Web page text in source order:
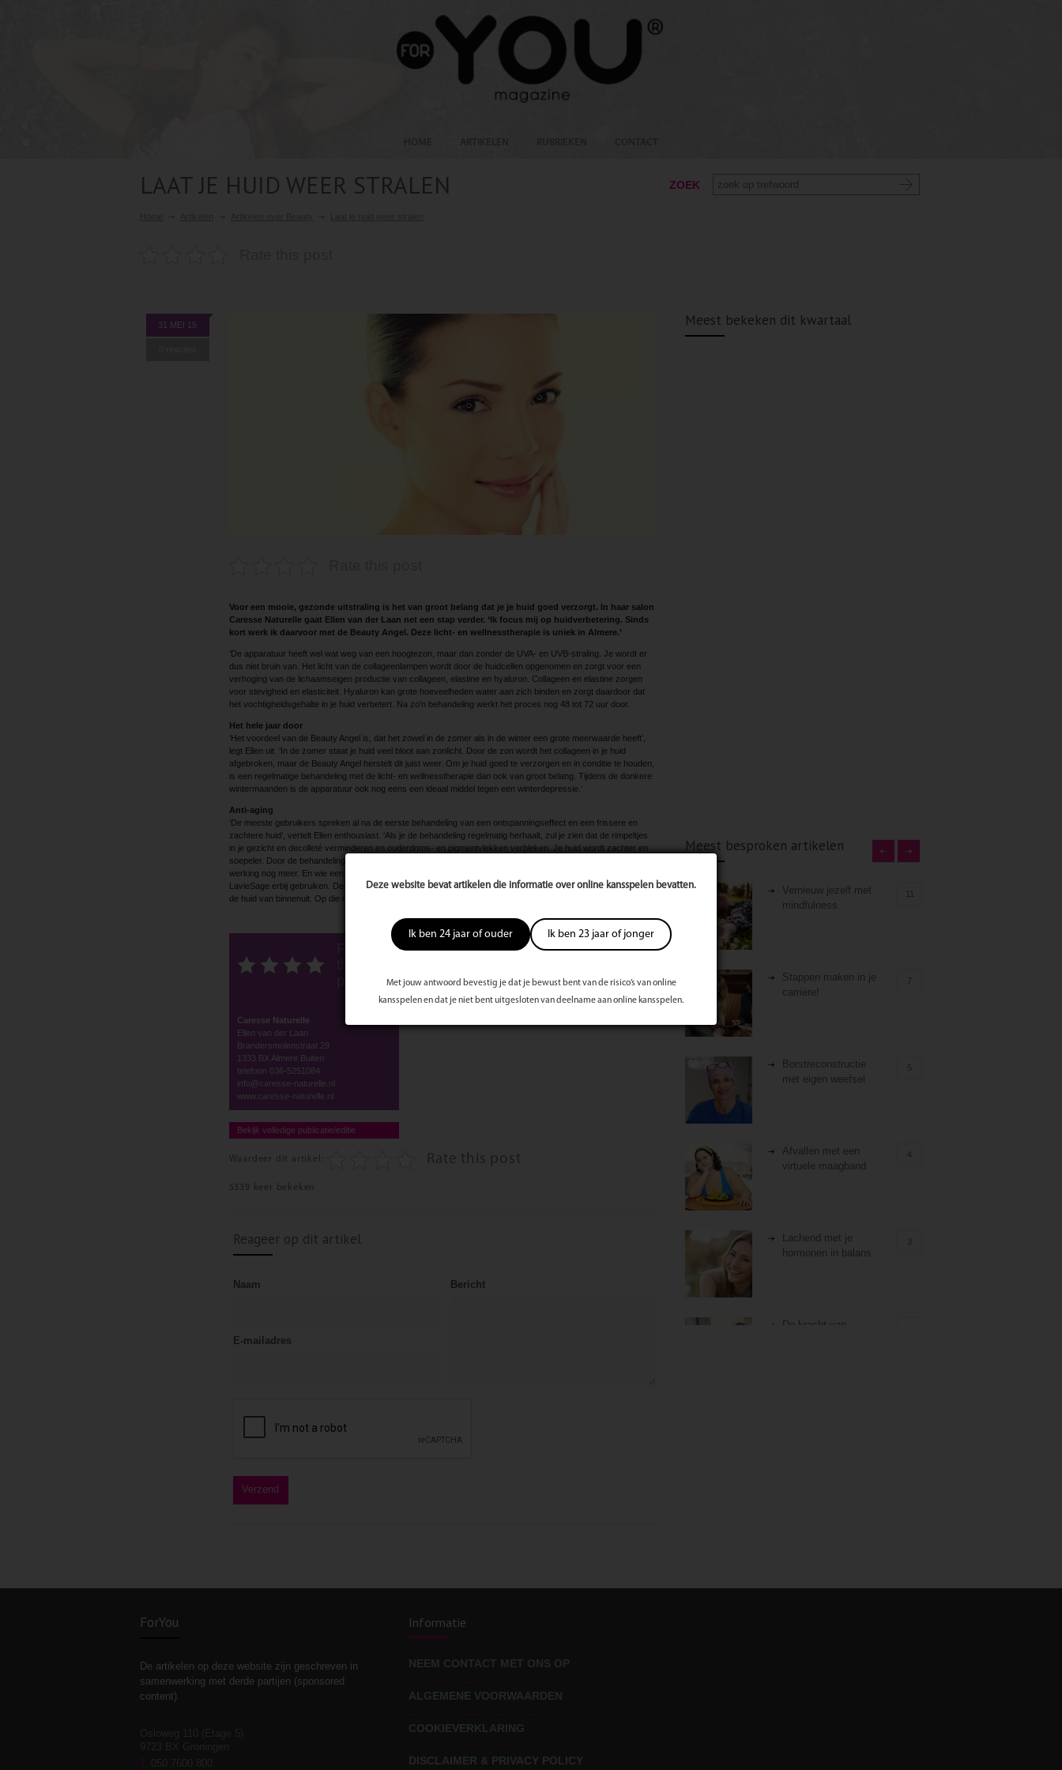
Deze website bevat artikelen die informatie over online kansspelen bevatten.
Ik ben 24 jaar of ouder Ik ben 23 jaar of jonger
Met jouw antwoord bevestig je dat je bewust bent van de risico’s van online
kansspelen en dat je niet bent uitgesloten van deelname aan online kansspelen.
LAAT JE HUID WEER STRALEN ZOEK
31 MEI 15
Voor een mooie, gezonde uitstraling is het van groot belang dat je je huid goed verzorgt. In haar salon
Caresse Naturelle gaat Ellen van der Laan net een stap verder. ‘Ik focus mij op huidverbetering. Sinds
kort werk ik daarvoor met de Beauty Angel. Deze licht- en wellnesstherapie is uniek in Almere.’
‘De apparatuur heeft wel wat weg van een hoogtezon, maar dan zonder de UVA- en UVB-straling. Je wordt er
dus niet bruin van. Het licht van de collageenlampen wordt door de huidcellen opgenomen en zorgt voor een
verhoging van de lichaamseigen productie van collageen, elastine en hyaluron. Collageen en elastine zorgen
voor stevigheid en elasticiteit. Hyaluron kan grote hoeveelheden water aan zich binden en zorgt daardoor dat
het vochtigheidsgehalte in je huid verbetert. Na zo’n behandeling werkt het proces nog 48 tot 72 uur door.
Het hele jaar door
‘Het voordeel van de Beauty Angel is, dat het zowel in de zomer als in de winter een grote meerwaarde heeft’,
legt Ellen uit. ‘In de zomer staat je huid veel bloot aan zonlicht. Door de zon wordt het collageen in je huid
afgebroken, maar de Beauty Angel herstelt dit juist weer. Om je huid goed te verzorgen en in conditie te houden,
is een regelmatige behandeling met de licht- en wellnesstherapie dan ook van groot belang. Tijdens de donkere
wintermaanden is de apparatuur ook nog eens een ideaal middel tegen een winterdepressie.’
Anti-aging
‘De meeste gebruikers spreken al na de eerste behandeling van een ontspanningseffect en een frissere en
zachtere huid’, vertelt Ellen enthousiast. ‘Als je de behandeling regelmatig herhaalt, zul je zien dat de rimpeltjes
in je gezicht en decolleté verminderen en ouderdoms- en pigmentvlekken verbleken. Je huid wordt zachter en
soepeler. Door de behandeling met hoogwaardige huidverzorgingsproducten aan te vullen, verhoog je de
werking nog meer. En wie een nog mooier effect wil behalen, kan de natuurlijke voedingssupplementen van
LavieSage erbij gebruiken. Deze werkstoffen activeren het herstellend vermogen van de cellen en beschermen
de huid van binnenuit. Op die manier laat je je huid nog meer stralen.’
Caresse Naturelle
Ellen van der Laan
Brandersmolenstraat 29
1333 BX Almere Buiten
telefoon 036-5251084
info@caresse-naturelle.nl
www.caresse-naturelle.nl
Bekijk volledige publicatie/editie
Waardeer dit artikel: Rate this post
5339 keer bekeken
Reageer op dit artikel
Naam
E-mailadres
Bericht
Meest bekeken dit kwartaal
Meest besproken artikelen
Vernieuw jezelf met
mindfulness
Stappen maken in je
carrière!
7
Borstreconstructie
met eigen weefsel
5
Afvallen met een
virtuele maagband
4
Lachend met je
hormonen in balans
3
De kracht van
Van wens naar
3
ForYou
De artikelen op deze website zijn geschreven in
samenwerking met derde partijen (sponsored
content).
T
Informatie
NEEM CONTACT MET ONS OP
ALGEMENE VOORWAARDEN
COOKIEVERKLARING
DISCLAIMER & PRIVACY POLICY